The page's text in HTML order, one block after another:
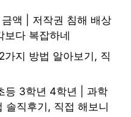
액 | 저작권 침해 배상
보다 복잡하네
가지 방법 알아보기, 직
등 3학년 4학년 | 과학
솔직후기, 직접 해보니